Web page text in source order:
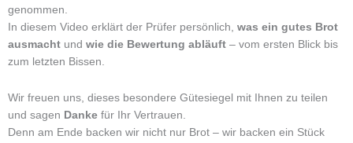
genommen.
In diesem Video erklärt der Prüfer persönlich, was ein gutes Brot
ausmacht und wie die Bewertung abläuft – vom ersten Blick bis
zum letzten Bissen.
Wir freuen uns, dieses besondere Gütesiegel mit Ihnen zu teilen
und sagen Danke für Ihr Vertrauen.
Denn am Ende backen wir nicht nur Brot – wir backen ein Stück